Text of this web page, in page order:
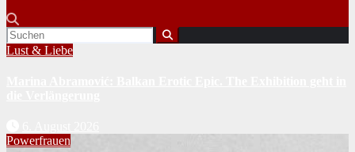
Lust & Liebe
Powerfrauen